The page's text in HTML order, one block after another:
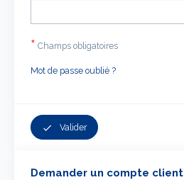
* Champs obligatoires
Mot de passe oublié ?
check Valider
Demander un compte client